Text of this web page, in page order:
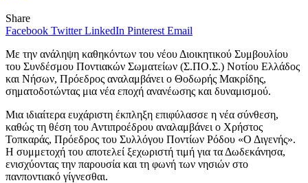
Share
Facebook Twitter LinkedIn Pinterest Email
Με την ανάληψη καθηκόντων του νέου Διοικητικού Συμβουλίου
του Συνδέσμου Ποντιακών Σωματείων (Σ.ΠΟ.Σ.) Νοτίου Ελλάδος
και Νήσων, Πρόεδρος αναλαμβάνει ο Θοδωρής Μακρίδης,
σηματοδοτώντας μια νέα εποχή ανανέωσης και δυναμισμού.
Μια ιδιαίτερα ευχάριστη έκπληξη επιφύλασσε η νέα σύνθεση,
καθώς τη θέση του Αντιπροέδρου αναλαμβάνει ο Χρήστος
Τοπκαράς, Πρόεδρος του Συλλόγου Ποντίων Ρόδου «Ο Διγενής».
Η συμμετοχή του αποτελεί ξεχωριστή τιμή για τα Δωδεκάνησα,
ενισχύοντας την παρουσία και τη φωνή των νησιών στο
πανποντιακό γίγνεσθαι.